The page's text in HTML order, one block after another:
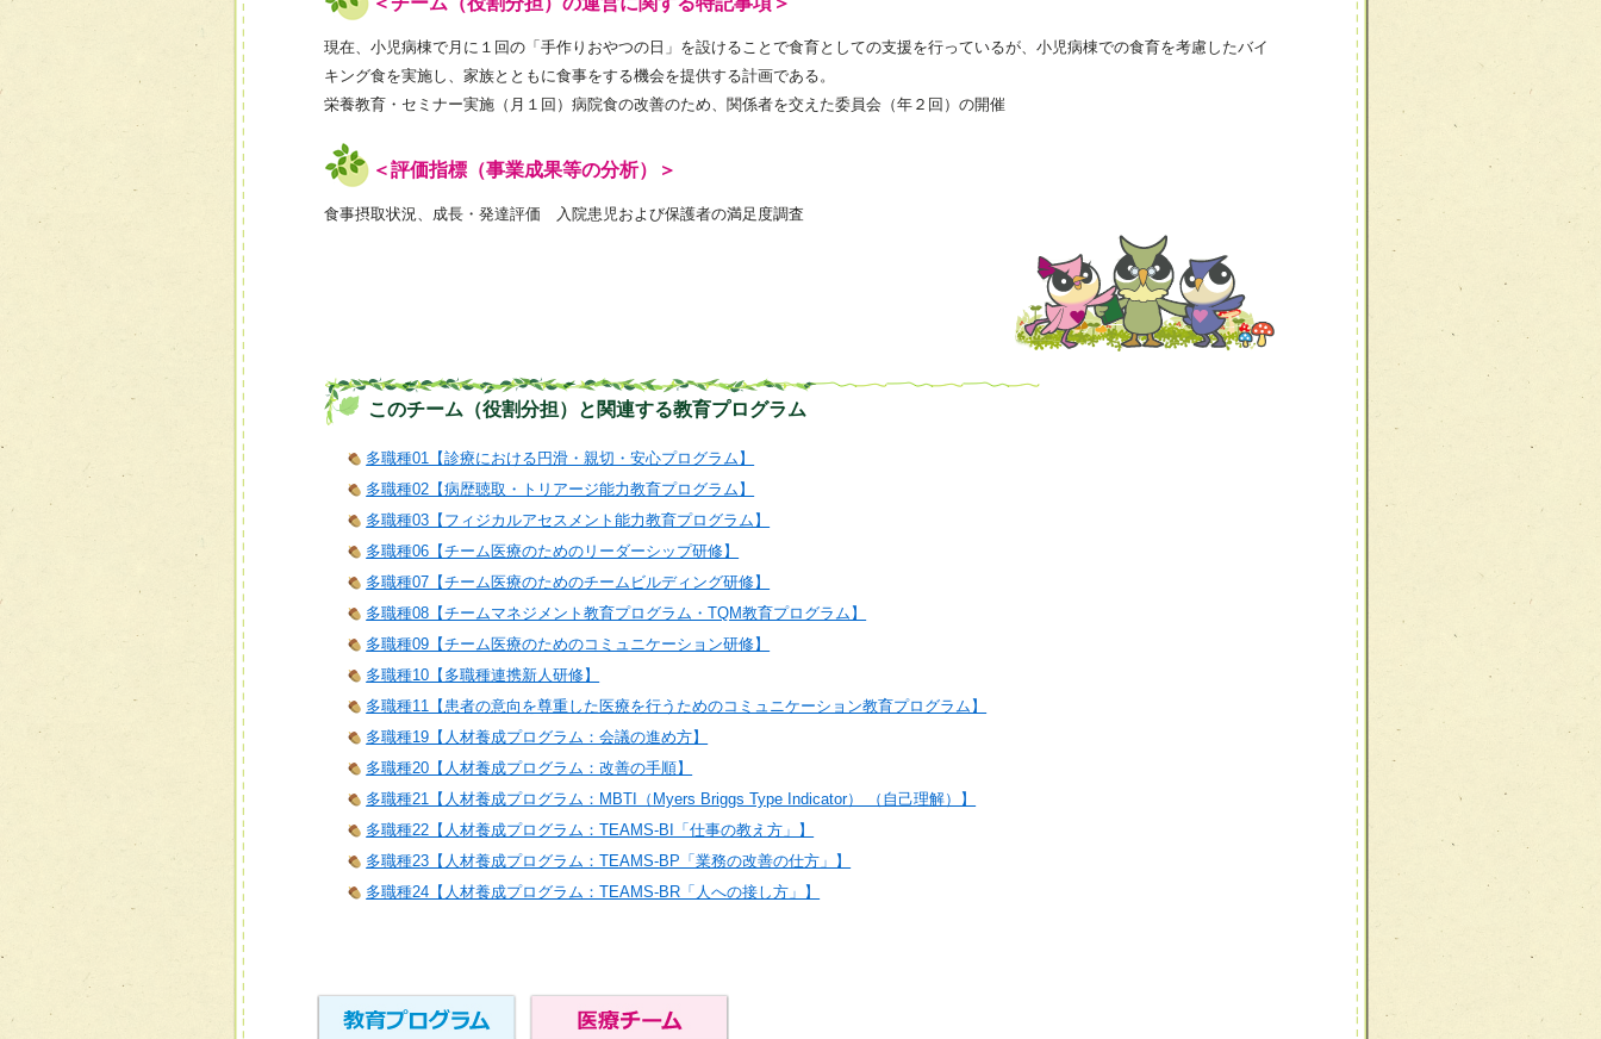
現在、小児病棟で月に１回の「手作りおやつの日」を設けることで食育としての支援を行っているが、小児病棟での食育を考慮したバイ
キング食を実施し、家族とともに食事をする機会を提供する計画である。
栄養教育・セミナー実施（月１回）病院食の改善のため、関係者を交えた委員会（年２回）の開催
＜評価指標（事業成果等の分析）＞
食事摂取状況、成長・発達評価 入院患児および保護者の満足度調査
このチーム（役割分担）と関連する教育プログラム
多職種01【診療における円滑・親切・安心プログラム】
多職種02【病歴聴取・トリアージ能力教育プログラム】
多職種03【フィジカルアセスメント能力教育プログラム】
多職種06【チーム医療のためのリーダーシップ研修】
多職種07【チーム医療のためのチームビルディング研修】
多職種08【チームマネジメント教育プログラム・TQM教育プログラム】
多職種09【チーム医療のためのコミュニケーション研修】
多職種10【多職種連携新人研修】
多職種11【患者の意向を尊重した医療を行うためのコミュニケーション教育プログラム】
多職種19【人材養成プログラム：会議の進め方】
多職種20【人材養成プログラム：改善の手順】
多職種21【人材養成プログラム：MBTI（Myers Briggs Type Indicator） （自己理解）】
多職種22【人材養成プログラム：TEAMS-BI「仕事の教え方」】
多職種23【人材養成プログラム：TEAMS-BP「業務の改善の仕方」】
多職種24【人材養成プログラム：TEAMS-BR「人への接し方」】